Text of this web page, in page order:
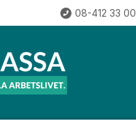
08-412 33 00